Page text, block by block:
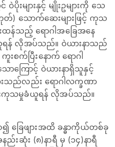
းများနှင့် မျိုးဥများကို သေ
) သောက်ဆေးများဖြင့် ကုသ
ထန်သည့် ရောဂါအခြေအနေ
လိုအပ်သည်။ ဝဲယားနာသည်
းစက်ပြီးနောက် ရောဂါ
ာကြောင့် ဝဲယားနာရှိသူနှင့်
ည်လည်း ရောဂါလက္ခဏာ
းကုသမှုခံယူရန် လိုအပ်သည်။
ခြေဖျားအထိ ခန္ဓာကိုယ်တစ်ခု
းဆုံး (၈)နာရီ မှ (၁၄)နာရီ